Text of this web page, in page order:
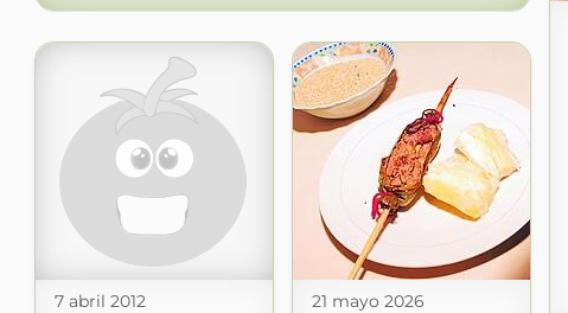
7 abril 2012
21 mayo 2026